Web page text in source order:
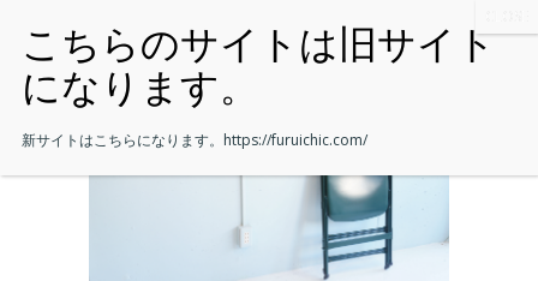
新サイトはこちらになります。 https://furuichic.com/